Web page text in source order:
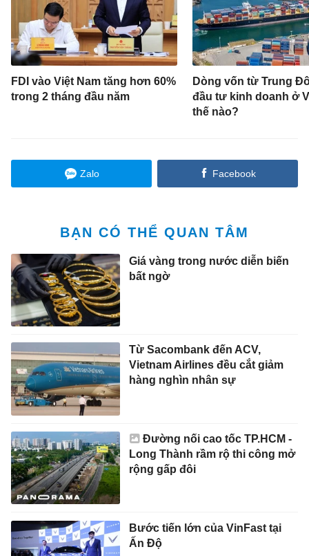
FDI vào Việt Nam tăng hơn 60%
trong 2 tháng đầu năm
Dòng vốn từ Trung
đầu tư kinh doanh ở
thế nào?
Zalo Facebook
BẠN CÓ THỂ QUAN TÂM
Giá vàng trong nước diễn biến
bất ngờ
Từ Sacombank đến ACV,
Vietnam Airlines đều cắt giảm
hàng nghìn nhân sự
Đường nối cao tốc TP.HCM -
Long Thành rầm rộ thi công mở
rộng gấp đôi
Bước tiến lớn của VinFast tại
Ấn Độ